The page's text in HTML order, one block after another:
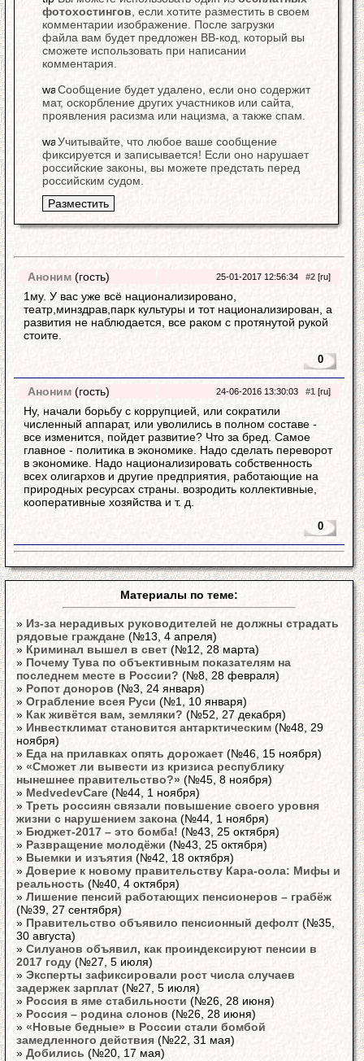
фотохостингов , если хотите разместить в своем
комментарии изображение. После загрузки
файла вам будет предложен BB-код, который вы
сможете использовать при написании
комментария.
Сообщение будет удалено, если оно содержит
мат, оскорбление других участников или сайта,
проявления расизма или нацизма, а также спам.
Учитывайте, что любое ваше сообщение
фиксируется и записывается! Если оно нарушает
российские законы, вы можете предстать перед
российским судом.
Аноним (гость) 25-01-2017 12:56:34 #2 [ru]
1му. У вас уже всё национализировано,
театр,минздрав,парк культуры и тот национализирован, а
развития не наблюдается, все раком с протянутой рукой
стоите.
0
Аноним (гость) 24-06-2016 13:30:03 #1 [ru]
Ну, начали борьбу с коррупцией, или сократили
численный аппарат, или уволились в полном составе -
все изменится, пойдет развитие? Что за бред. Самое
главное - политика в экономике. Надо сделать переворот
в экономике. Надо национализировать собственность
всех олигархов и другие предприятия, работающие на
природных ресурсах страны. возродить коллективные,
кооперативные хозяйства и т. д.
0
Материалы по теме:
» Из-за нерадивых руководителей не должны страдать
рядовые граждане (№13, 4 апреля)
» Криминал вышел в свет (№12, 28 марта)
» Почему Тува по объективным показателям на
последнем месте в России? (№8, 28 февраля)
» Ропот доноров (№3, 24 января)
» Ограбление всея Руси (№1, 10 января)
» Как живётся вам, земляки? (№52, 27 декабря)
» Инвестклимат становится антарктическим (№48, 29
ноября)
» Еда на прилавках опять дорожает (№46, 15 ноября)
» «Сможет ли вывести из кризиса республику
нынешнее правительство?» (№45, 8 ноября)
» MedvedevCare (№44, 1 ноября)
» Треть россиян связали повышение своего уровня
жизни с нарушением закона (№44, 1 ноября)
» Бюджет-2017 – это бомба! (№43, 25 октября)
» Развращение молодёжи (№43, 25 октября)
» Выемки и изъятия (№42, 18 октября)
» Доверие к новому правительству Кара-оола: Мифы и
реальность (№40, 4 октября)
» Лишение пенсий работающих пенсионеров – грабёж
(№39, 27 сентября)
» Правительство объявило пенсионный дефолт (№35,
30 августа)
» Силуанов объявил, как проиндексируют пенсии в
2017 году (№27, 5 июля)
» Эксперты зафиксировали рост числа случаев
задержек зарплат (№27, 5 июля)
» Россия в яме стабильности (№26, 28 июня)
» Россия – родина слонов (№26, 28 июня)
» «Новые бедные» в России стали бомбой
замедленного действия (№22, 31 мая)
» Добились (№20, 17 мая)